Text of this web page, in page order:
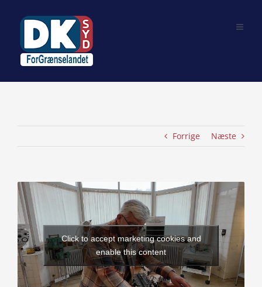
Forrige Næste
View
Larger
Image
Click to accept marketing cookies and
enable this content